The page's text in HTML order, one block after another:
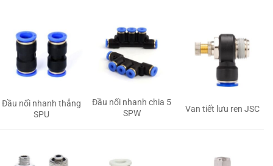
Đầu nối nhanh thẳng
SPU
Đầu nối nhanh chia 5
SPW
Van tiết lưu ren JSC